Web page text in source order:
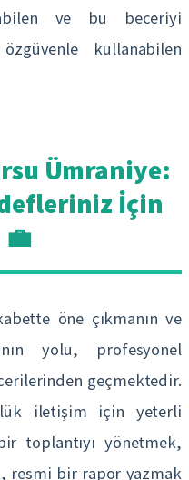
ve bu beceriyi
kullanabilen
Ümraniye:
İçin
öne çıkmanın ve
yolu, profesyonel
geçmektedir.
iletişim için yeterli
toplantıyı yönetmek,
resmi bir rapor yazmak